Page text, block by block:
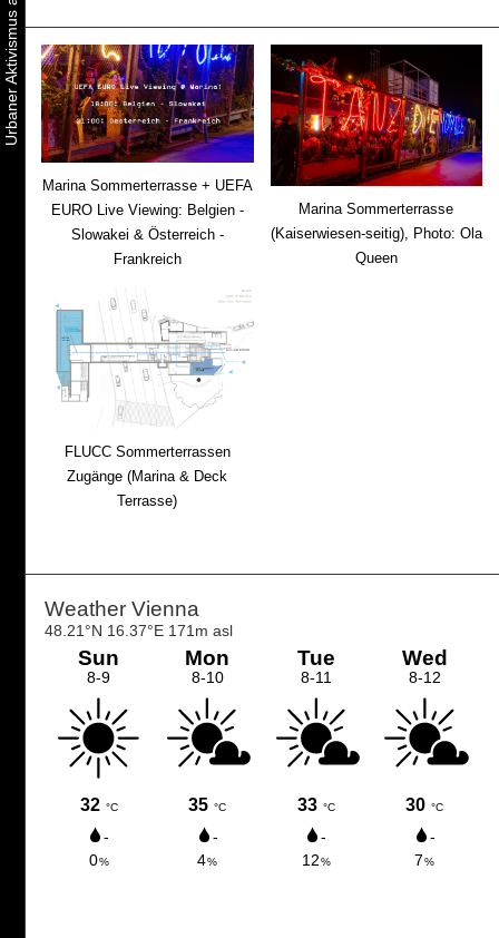
Marina Sommerterrasse + UEFA
EURO Live Viewing: Belgien -
Slowakei & Österreich -
Frankreich
Marina Sommerterrasse
(Kaiserwiesen-seitig), Photo: Ola
Queen
FLUCC Sommerterrassen
Zugänge (Marina & Deck
Terrasse)